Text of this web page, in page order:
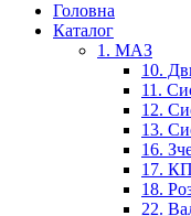
Головна
Каталог
1. МАЗ
10.
11.
12.
13.
16.
17.
18.
22.